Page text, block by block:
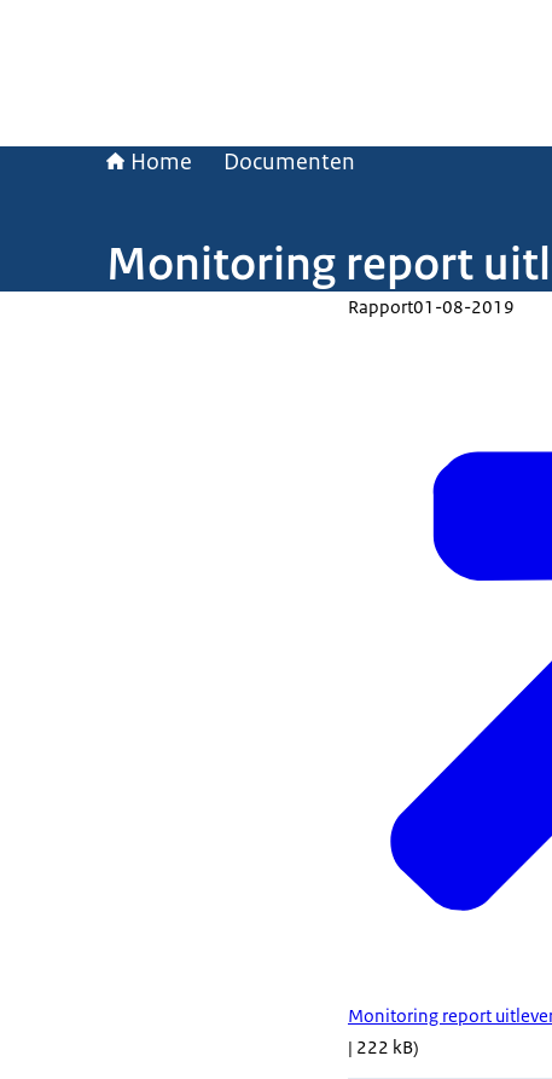
Home Documenten
Monitoring report
Rapport01-08-2019
Monitoring report
| 222 kB)